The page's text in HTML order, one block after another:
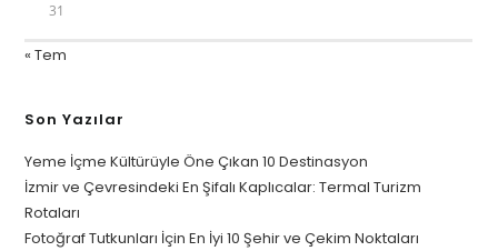
31
« Tem
Son Yazılar
Yeme İçme Kültürüyle Öne Çıkan 10 Destinasyon
İzmir ve Çevresindeki En Şifalı Kaplıcalar: Termal Turizm
Rotaları
Fotoğraf Tutkunları İçin En İyi 10 Şehir ve Çekim Noktaları